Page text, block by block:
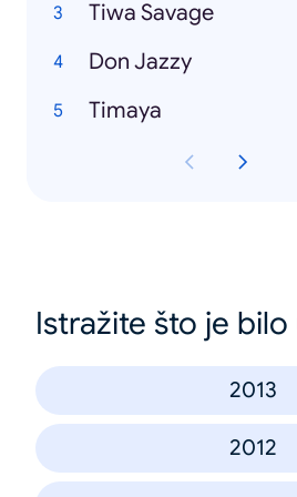
Tiwa Savage
Don Jazzy
Timaya
Istražite što je
2013
2012